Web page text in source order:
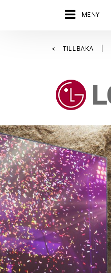
MENY
TILLBAKA